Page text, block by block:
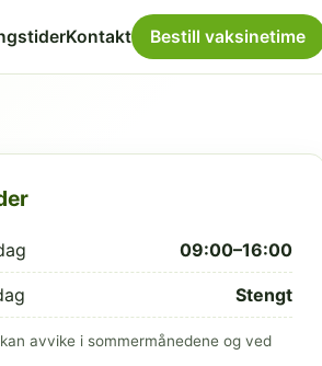
Kontakt Bestill vaksinetime
09:00–16:00
Stengt
avvike i sommermånedene og ved